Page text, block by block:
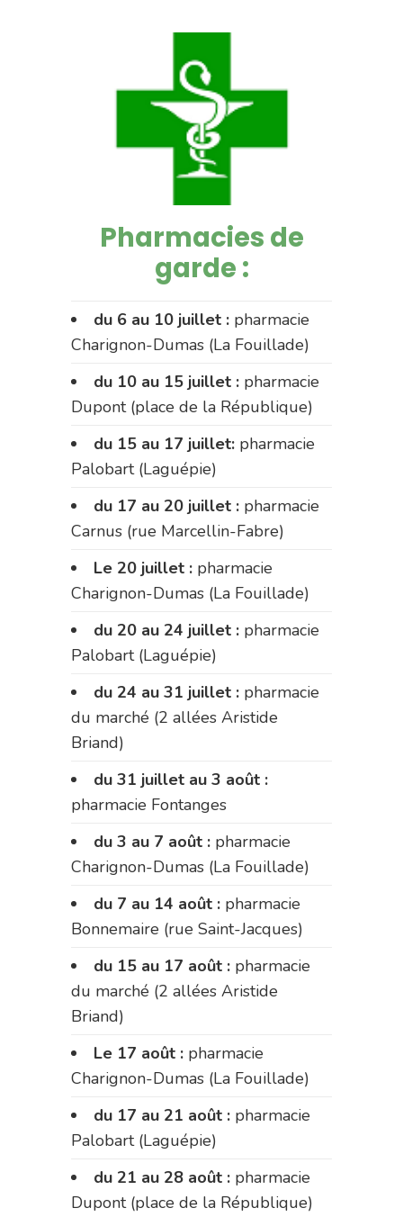
Pharmacies de
garde :
du 6 au 10 juillet : pharmacie
Charignon-Dumas (La Fouillade)
du 10 au 15 juillet : pharmacie
Dupont (place de la République)
du 15 au 17 juillet: pharmacie
Palobart (Laguépie)
du 17 au 20 juillet : pharmacie
Carnus (rue Marcellin-Fabre)
Le 20 juillet : pharmacie
Charignon-Dumas (La Fouillade)
du 20 au 24 juillet : pharmacie
Palobart (Laguépie)
du 24 au 31 juillet : pharmacie
du marché (2 allées Aristide
Briand)
du 31 juillet au 3 août :
pharmacie Fontanges
du 3 au 7 août : pharmacie
Charignon-Dumas (La Fouillade)
du 7 au 14 août : pharmacie
Bonnemaire (rue Saint-Jacques)
du 15 au 17 août : pharmacie
du marché (2 allées Aristide
Briand)
Le 17 août : pharmacie
Charignon-Dumas (La Fouillade)
du 17 au 21 août : pharmacie
Palobart (Laguépie)
du 21 au 28 août : pharmacie
Dupont (place de la République)